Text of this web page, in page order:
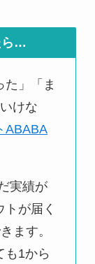
ら…
た」「ま
けな
ABABA
実績が
が届く
ます。
も1から